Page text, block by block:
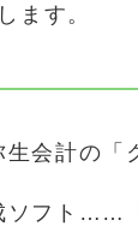
ます。
会計の「
ソフト……